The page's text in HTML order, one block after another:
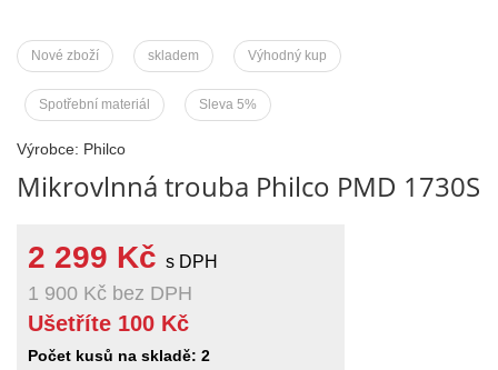
Nové zboží skladem Výhodný kup
Spotřební materiál Sleva 5%
Výrobce: Philco
Mikrovlnná trouba Philco PMD 1730S
2 299 Kč s DPH
1 900 Kč bez DPH
Ušetříte 100 Kč
Počet kusů na skladě: 2